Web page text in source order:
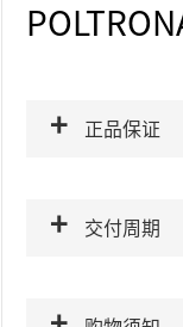
正品保证
交付周期